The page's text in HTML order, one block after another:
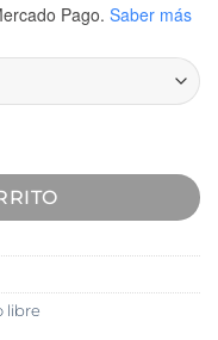
Pago. Saber más
libre